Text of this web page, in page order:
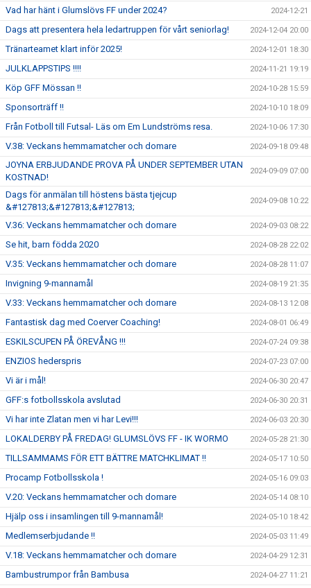
Vad har hänt i Glumslövs FF under 2024? 2024-12-21
Dags att presentera hela ledartruppen för vårt seniorlag! 2024-12-04 20:00
Tränarteamet klart inför 2025! 2024-12-01 18:30
JULKLAPPSTIPS !!!! 2024-11-21 19:19
Köp GFF Mössan !! 2024-10-28 15:59
Sponsorträff !! 2024-10-10 18:09
Från Fotboll till Futsal- Läs om Em Lundströms resa. 2024-10-06 17:30
V.38: Veckans hemmamatcher och domare 2024-09-18 09:48
JOYNA ERBJUDANDE PROVA PÅ UNDER SEPTEMBER UTAN
KOSTNAD!
2024-09-09 07:00
Dags för anmälan till höstens bästa tjejcup
&#127813;&#127813;&#127813;
2024-09-08 10:22
V.36: Veckans hemmamatcher och domare 2024-09-03 08:22
Se hit, barn födda 2020 2024-08-28 22:02
V.35: Veckans hemmamatcher och domare 2024-08-28 11:07
Invigning 9-mannamål 2024-08-19 21:35
V.33: Veckans hemmamatcher och domare 2024-08-13 12:08
Fantastisk dag med Coerver Coaching! 2024-08-01 06:49
ESKILSCUPEN PÅ ÖREVÅNG !!! 2024-07-24 09:38
ENZIOS hederspris 2024-07-23 07:00
Vi är i mål! 2024-06-30 20:47
GFF:s fotbollsskola avslutad 2024-06-30 20:31
Vi har inte Zlatan men vi har Levi!!! 2024-06-03 20:30
LOKALDERBY PÅ FREDAG! GLUMSLÖVS FF - IK WORMO 2024-05-28 21:30
TILLSAMMAMS FÖR ETT BÄTTRE MATCHKLIMAT !! 2024-05-17 10:50
Procamp Fotbollsskola ! 2024-05-16 09:03
V.20: Veckans hemmamatcher och domare 2024-05-14 08:10
Hjälp oss i insamlingen till 9-mannamål! 2024-05-10 18:42
Medlemserbjudande !! 2024-05-03 11:49
V.18: Veckans hemmamatcher och domare 2024-04-29 12:31
Bambustrumpor från Bambusa 2024-04-27 11:21